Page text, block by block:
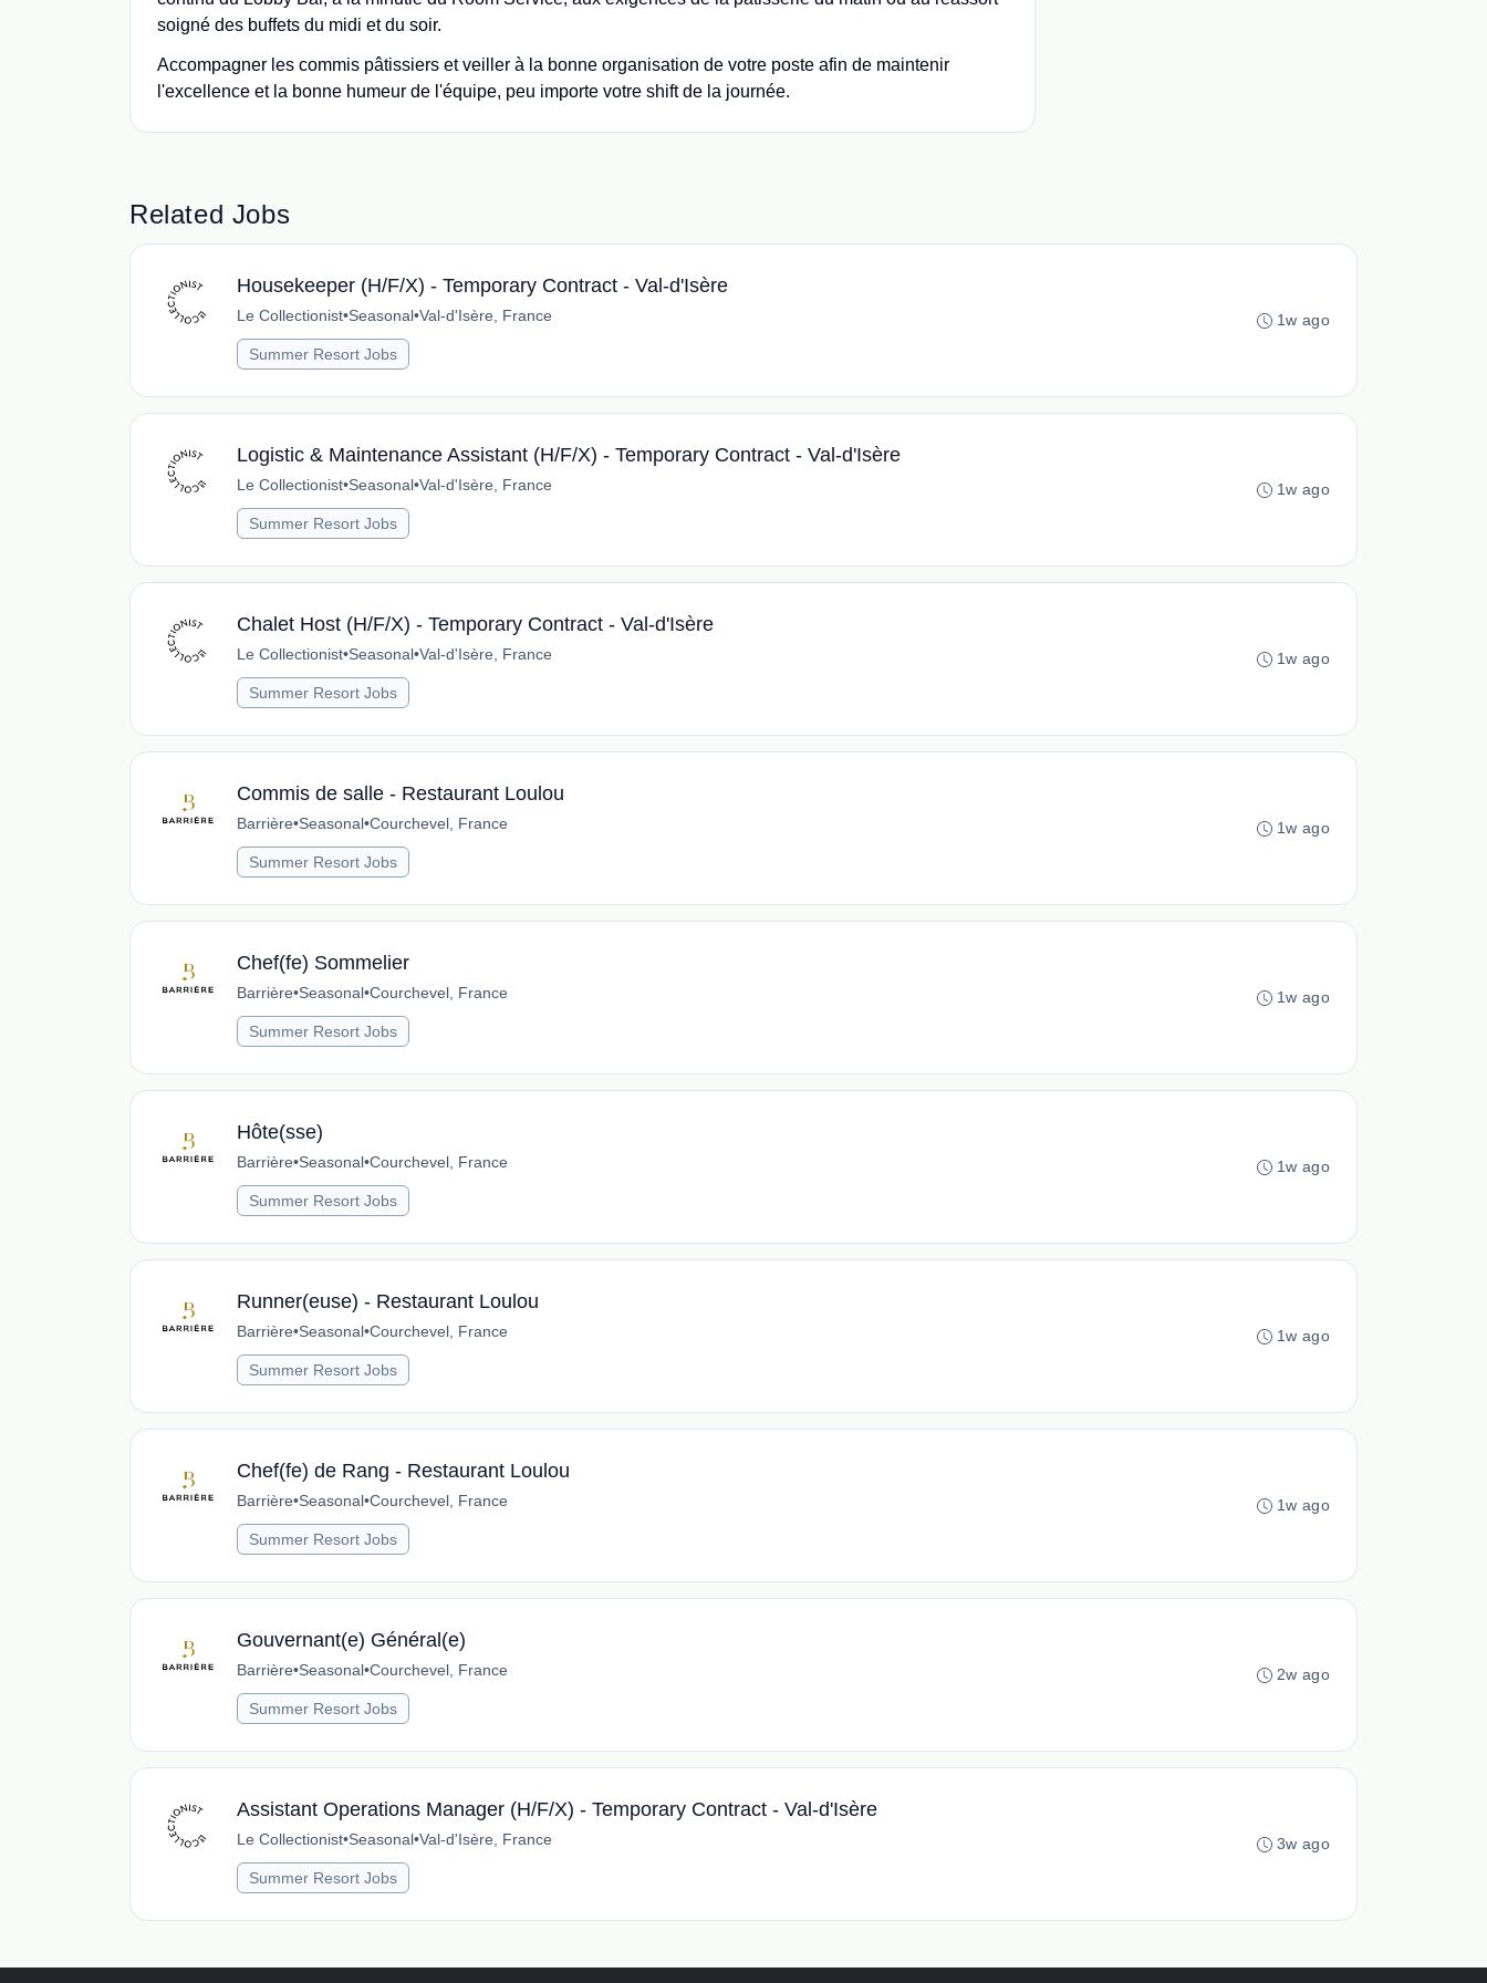
soigné des buffets du midi et du soir.
Accompagner les commis pâtissiers et veiller à la bonne organisation de votre poste afin de maintenir
l'excellence et la bonne humeur de l'équipe, peu importe votre shift de la journée.
Related Jobs
Housekeeper (H/F/X) - Temporary Contract - Val-d'Isère
Le Collectionist•Seasonal•Val-d'Isère, France
Summer Resort Jobs
1w ago
Logistic & Maintenance Assistant (H/F/X) - Temporary Contract - Val-d'Isère
Le Collectionist•Seasonal•Val-d'Isère, France
Summer Resort Jobs
1w ago
Chalet Host (H/F/X) - Temporary Contract - Val-d'Isère
Le Collectionist•Seasonal•Val-d'Isère, France
Summer Resort Jobs
1w ago
Commis de salle - Restaurant Loulou
Barrière•Seasonal•Courchevel, France
Summer Resort Jobs
1w ago
Chef(fe) Sommelier
Barrière•Seasonal•Courchevel, France
Summer Resort Jobs
1w ago
Hôte(sse)
Barrière•Seasonal•Courchevel, France
Summer Resort Jobs
1w ago
Runner(euse) - Restaurant Loulou
Barrière•Seasonal•Courchevel, France
Summer Resort Jobs
1w ago
Chef(fe) de Rang - Restaurant Loulou
Barrière•Seasonal•Courchevel, France
Summer Resort Jobs
1w ago
Gouvernant(e) Général(e)
Barrière•Seasonal•Courchevel, France
Summer Resort Jobs
2w ago
Assistant Operations Manager (H/F/X) - Temporary Contract - Val-d'Isère
Le Collectionist•Seasonal•Val-d'Isère, France
Summer Resort Jobs
3w ago